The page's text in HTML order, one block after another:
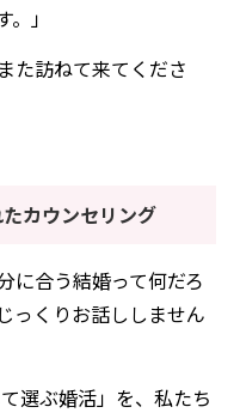
」
た訪ねて来てくださ
カウンセリング
に合う結婚って何だろ
っくりお話ししません
選ぶ婚活」を、私たち